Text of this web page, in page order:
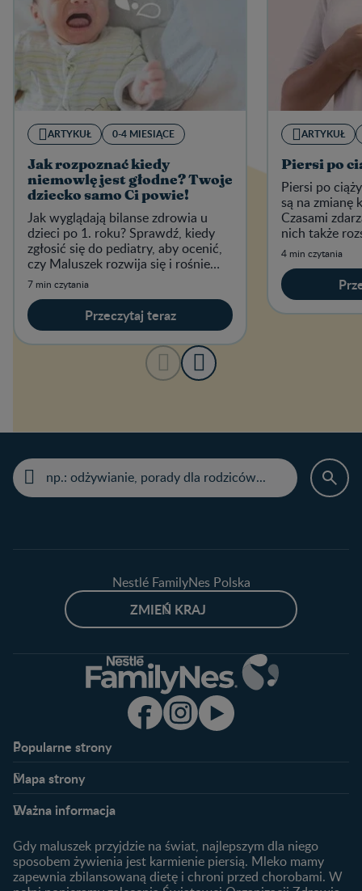
ARTYKUŁ 0-4 MIESIĄCE
Jak rozpoznać kiedy
niemowlę jest głodne? Twoje
dziecko samo Ci powie!
Jak wyglądają bilanse zdrowia u
dzieci po 1. roku? Sprawdź, kiedy
zgłosić się do pediatry, aby ocenić,
czy Maluszek rozwija się i rośnie
prawidłowo.
7 min czytania
Przeczytaj teraz
ARTYKUŁ
Piersi po
Piersi po
są na zmianę
Czasami
nich także
4 min czytania
Nestlé FamilyNes Polska
ZMIEŃ KRAJ
Popularne strony​
Kontakt
FAQ
Produkty
Wyszukiwarka produktów
Mapa strony​
Plamienie implantacyjne –
Jak zaplanować płeć
dziecka?
1. trymestr ciąży
2. trymestr ciąży
3. trymestr ciąży
Ważna informacja
Gdy maluszek przyjdzie na świat, najlepszym dla niego
sposobem żywienia jest karmienie piersią. Mleko mamy
zapewnia zbilansowaną dietę i chroni przed chorobami. W